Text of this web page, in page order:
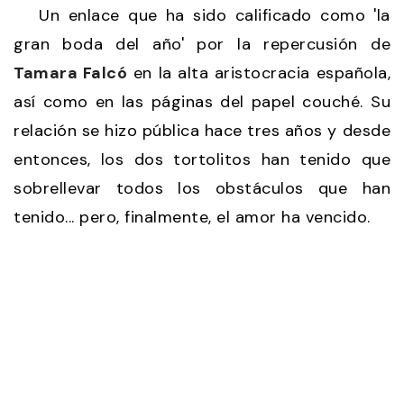
Un enlace que ha sido calificado como 'la
gran boda del año' por la repercusión de
Tamara Falcó en la alta aristocracia española,
así como en las páginas del papel couché. Su
relación se hizo pública hace tres años y desde
entonces, los dos tortolitos han tenido que
sobrellevar todos los obstáculos que han
tenido... pero, finalmente, el amor ha vencido.